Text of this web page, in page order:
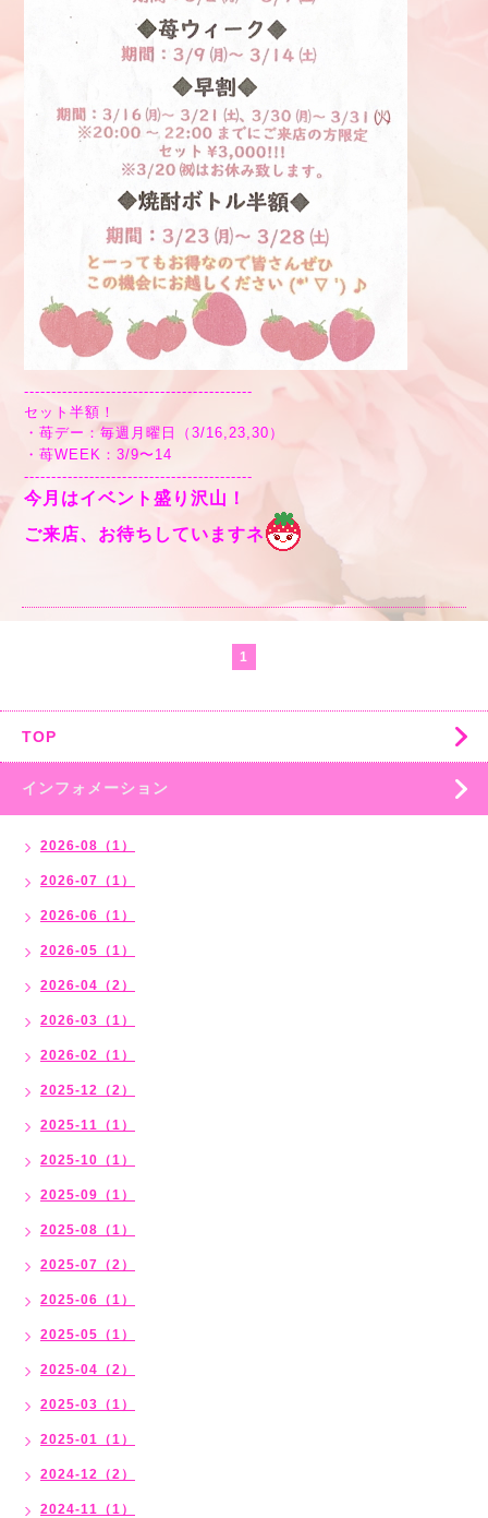
------------------------------------------
セット半額！
・苺デー：毎週月曜日（3/16,23,30）
・苺WEEK：3/9〜14
------------------------------------------
今月はイベント盛り沢山！
ご来店、お待ちしていますネ
1
TOP
インフォメーション
2026-08（1）
2026-07（1）
2026-06（1）
2026-05（1）
2026-04（2）
2026-03（1）
2026-02（1）
2025-12（2）
2025-11（1）
2025-10（1）
2025-09（1）
2025-08（1）
2025-07（2）
2025-06（1）
2025-05（1）
2025-04（2）
2025-03（1）
2025-01（1）
2024-12（2）
2024-11（1）